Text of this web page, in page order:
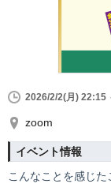
2026/2/2(月) 22:15
zoom
イベント情報
こんなことを感じた